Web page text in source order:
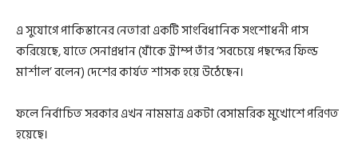
এ সুযোগে পাকিস্তানের নেতারা একটি সাংবিধানিক সংশোধনী পাস
করিয়েছে, যাতে সেনাপ্রধান (যাঁকে ট্রাম্প তাঁর ‘সবচেয়ে পছন্দের ফিল্ড
মার্শাল’ বলেন) দেশের কার্যত শাসক হয়ে উঠেছেন।
ফলে নির্বাচিত সরকার এখন নামমাত্র একটা বেসামরিক মুখোশে পরিণত
হয়েছে।